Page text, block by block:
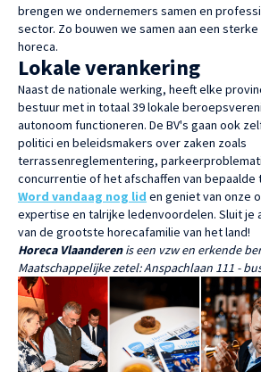
brengen we ondernemers samen en
sector. Zo bouwen we samen aan een
horeca.
Lokale verankering
Naast de nationale werking, heeft elke
bestuur met in totaal 39 lokale
autonoom functioneren. De BV's gaan ook
politici en beleidsmakers over zaken zoals
terrassenreglementering,
concurrentie of het afschaffen van bepaalde
Word vandaag nog lid en geniet van onze
expertise en talrijke ledenvoordelen. Sluit je
van de grootste horecafamilie van het land!
Horeca Vlaanderenis een vzw en erkende
Maatschappelijke zetel: Anspachlaan 111 -